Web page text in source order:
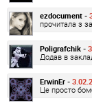
ezdocument -
прочитала з
Poligrafchik -
Додав в
ErwinEr -
Це просто